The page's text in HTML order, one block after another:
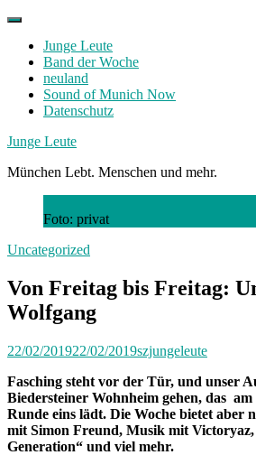
Skip
contentJunge Leute
Band der Woche
neuland
Sound of Munich Now
Datenschutz
Facebook
Twitter
Instagram
Junge Leute
München Lebt. Menschen und mehr.
Foto: privat
Uncategorized
Von Freitag bis Freitag:
Wolfgang
22/02/201922/02/2019szjungeleute
Fasching steht vor der Tür, und unser
Biedersteiner Wohnheim gehen, das
Runde eins lädt. Die Woche bietet aber
mit Simon Freund, Musik mit
Generation“ und viel mehr.